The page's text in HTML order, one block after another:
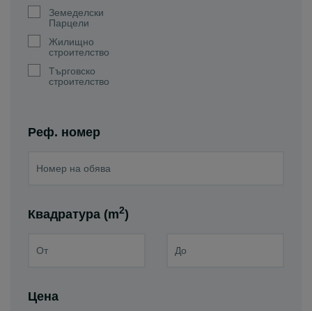
Земеделски
Парцели
Жилищно
строителство
Търговско
строителство
Реф. номер
Квадратура (m2)
Цена